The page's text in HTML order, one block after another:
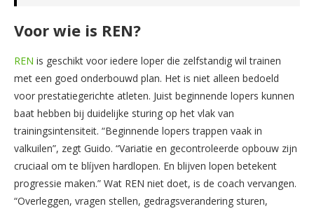
Voor wie is REN?
REN is geschikt voor iedere loper die zelfstandig wil trainen
met een goed onderbouwd plan. Het is niet alleen bedoeld
voor prestatiegerichte atleten. Juist beginnende lopers kunnen
baat hebben bij duidelijke sturing op het vlak van
trainingsintensiteit. “Beginnende lopers trappen vaak in
valkuilen”, zegt Guido. “Variatie en gecontroleerde opbouw zijn
cruciaal om te blíjven hardlopen. En blijven lopen betekent
progressie maken.” Wat REN niet doet, is de coach vervangen.
“Overleggen, vragen stellen, gedragsverandering sturen,